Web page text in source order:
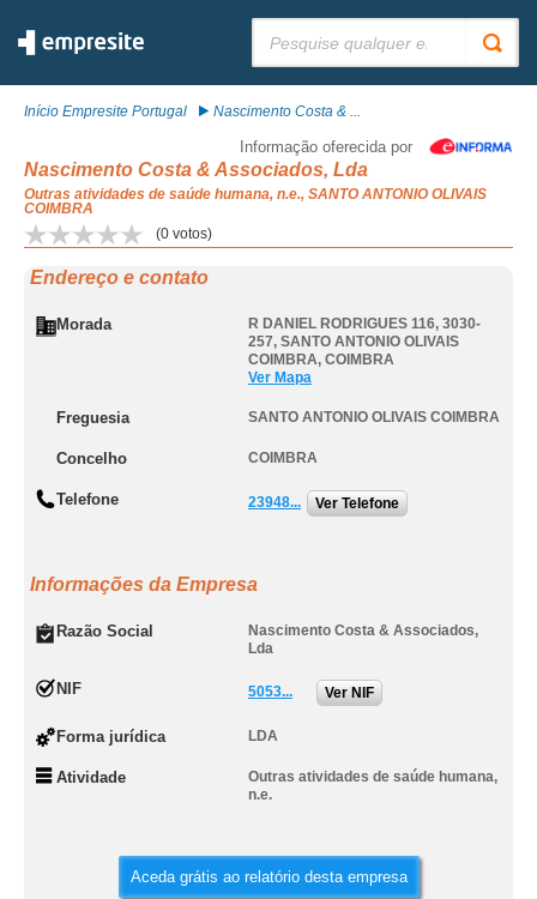
Início Empresite Portugal Nascimento Costa & ...
Informação oferecida por
Nascimento Costa & Associados, Lda
Outras atividades de saúde humana, n.e., SANTO ANTONIO OLIVAIS
COIMBRA
(0 votos)
Endereço e contato
Morada
R DANIEL RODRIGUES 116, 3030-
257, SANTO ANTONIO OLIVAIS
COIMBRA, COIMBRA
Ver Mapa
Freguesia SANTO ANTONIO OLIVAIS COIMBRA
Concelho COIMBRA
Telefone 23948... Ver Telefone
Informações da Empresa
Razão Social
Nascimento Costa & Associados,
Lda
NIF 5053... Ver NIF
Forma jurídica LDA
Atividade
Outras atividades de saúde humana,
n.e.
Aceda grátis ao relatório desta empresa